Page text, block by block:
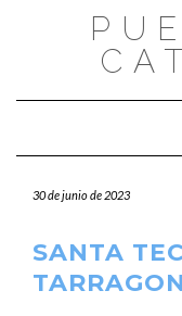
30 de junio de 2023
SANTA